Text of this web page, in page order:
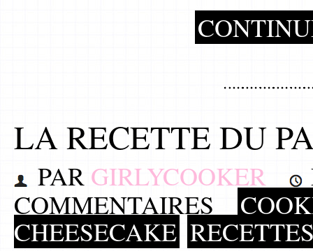
LA RECETTE DU
PAR GIRLYCOOKER
COMMENTAIRES
CHEESECAKE